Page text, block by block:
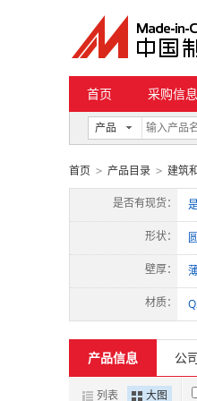
首页 采购信息
产品
首页 > 产品目录 > 建筑
是否有现货：
形状：
壁厚：
材质：
产品信息 公
列表 大图